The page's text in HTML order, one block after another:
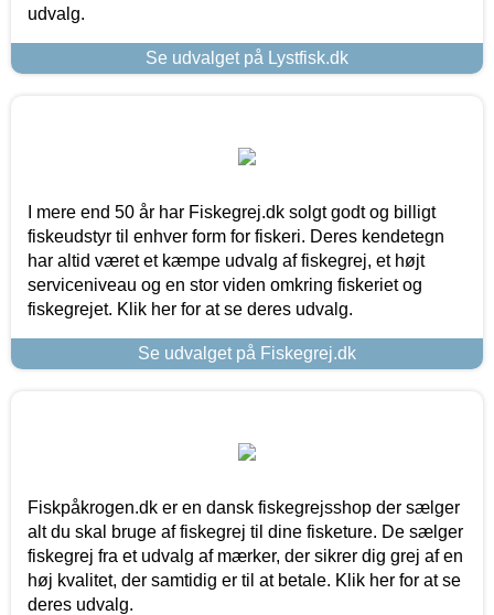
udvalg.
Se udvalget på Lystfisk.dk
I mere end 50 år har Fiskegrej.dk solgt godt og billigt
fiskeudstyr til enhver form for fiskeri. Deres kendetegn
har altid været et kæmpe udvalg af fiskegrej, et højt
serviceniveau og en stor viden omkring fiskeriet og
fiskegrejet. Klik her for at se deres udvalg.
Se udvalget på Fiskegrej.dk
Fiskpåkrogen.dk er en dansk fiskegrejsshop der sælger
alt du skal bruge af fiskegrej til dine fisketure. De sælger
fiskegrej fra et udvalg af mærker, der sikrer dig grej af en
høj kvalitet, der samtidig er til at betale. Klik her for at se
deres udvalg.